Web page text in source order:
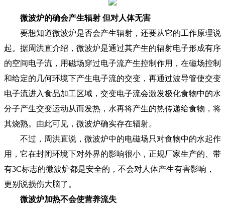
微波炉的确会产生辐射 但对人体无害
要想知道微波炉是否会产生辐射，还要从它的工作原理说
起。据周洪直介绍，微波炉是通过其产生的辐射电子形成有序
的空间电子流，用磁场穿过电子流产生控制作用，在磁场控制
和给定的几何环境下产生电子流的交变，再通过波导管使交变
电子流进入食品加工区域，交变电子流会激发极化食物中的水
分子产生交变运动从而发热，水再将产生的热传递给食物，将
其烧熟。由此可见，微波炉确实存在辐射。
不过，周洪直说，微波炉中的电磁场只对食物中的水起作
用，它在封闭环境下对外界的影响很小，正规厂家生产的、带
有3C标志的微波炉都是安全的，不会对人体产生有害影响，
更别说损伤大脑了。
微波炉加热不会使营养流失